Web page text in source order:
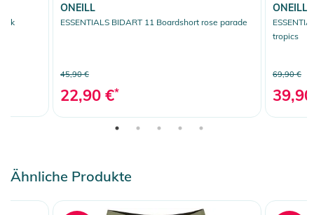
ONEILL
ESSENTIALS BIDART 11 Boardshort rose parade
45,90 €
22,90 €*
ONEILL
tropics
69,90 €
Ähnliche Produkte